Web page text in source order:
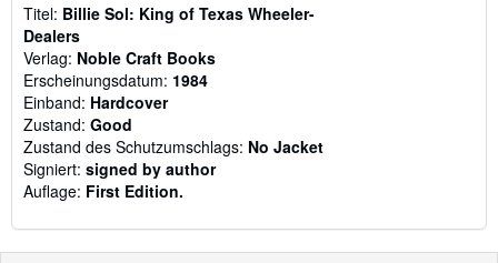
Titel: Billie Sol: King of Texas Wheeler-
Dealers
Verlag: Noble Craft Books
Erscheinungsdatum: 1984
Einband: Hardcover
Zustand: Good
Zustand des Schutzumschlags: No Jacket
Signiert: signed by author
Auflage: First Edition.